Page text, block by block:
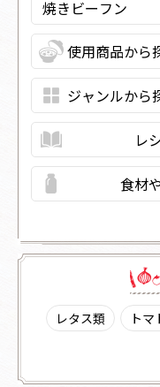
レ
食材
レタス類 トマ